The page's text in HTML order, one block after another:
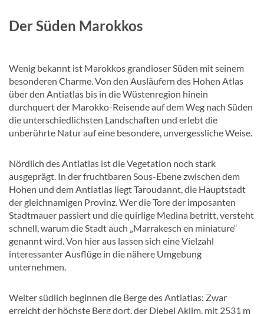
Der Süden Marokkos
Wenig bekannt ist Marokkos grandioser Süden mit seinem
besonderen Charme. Von den Ausläufern des Hohen Atlas
über den Antiatlas bis in die Wüstenregion hinein
durchquert der Marokko-Reisende auf dem Weg nach Süden
die unterschiedlichsten Landschaften und erlebt die
unberührte Natur auf eine besondere, unvergessliche Weise.
Nördlich des Antiatlas ist die Vegetation noch stark
ausgeprägt. In der fruchtbaren Sous-Ebene zwischen dem
Hohen und dem Antiatlas liegt Taroudannt, die Hauptstadt
der gleichnamigen Provinz. Wer die Tore der imposanten
Stadtmauer passiert und die quirlige Medina betritt, versteht
schnell, warum die Stadt auch „Marrakesch en miniature“
genannt wird. Von hier aus lassen sich eine Vielzahl
interessanter Ausflüge in die nähere Umgebung
unternehmen.
Weiter südlich beginnen die Berge des Antiatlas: Zwar
erreicht der höchste Berg dort, der Djebel Aklim, mit 2531 m